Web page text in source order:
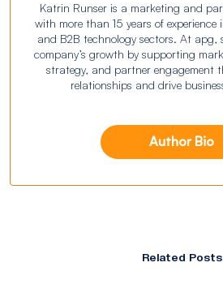
Katrin Runser is a marketing and
with more than 15 years of
and B2B technology sectors. At apg,
company’s growth by supporting
strategy, and partner engagement
relationships and drive
Author Bio
Related Posts